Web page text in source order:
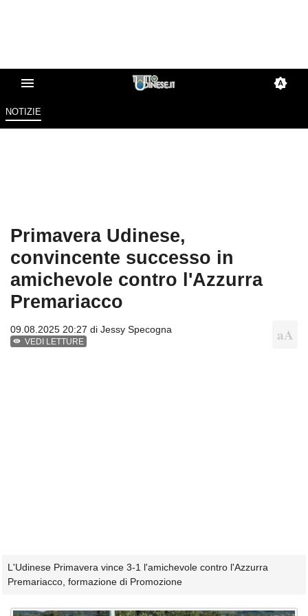
NOTIZIE
Primavera Udinese,
convincente successo in
amichevole contro l'Azzurra
Premariacco
09.08.2025 20:27 di Jessy Specogna
VEDI LETTURE
L'Udinese Primavera vince 3-1 l'amichevole contro l'Azzurra
Premariacco, formazione di Promozione